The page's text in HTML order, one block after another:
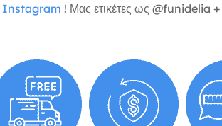
Instagram ! Μας ετικέτες ως @funidelia +